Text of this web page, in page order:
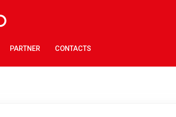
PARTNER CONTACTS